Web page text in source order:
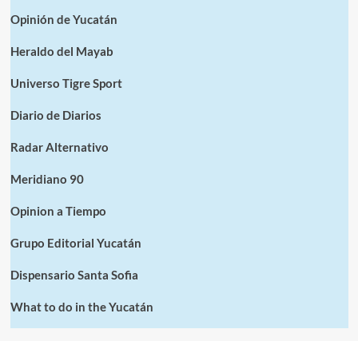
Opinión de Yucatán
Heraldo del Mayab
Universo Tigre Sport
Diario de Diarios
Radar Alternativo
Meridiano 90
Opinion a Tiempo
Grupo Editorial Yucatán
Dispensario Santa Sofia
What to do in the Yucatán